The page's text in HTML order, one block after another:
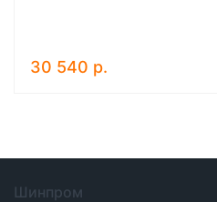
30 540 р.
Шинпром